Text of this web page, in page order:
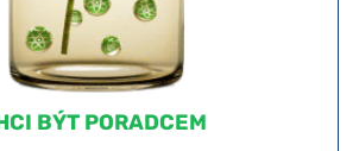
BÝT PORADCEM